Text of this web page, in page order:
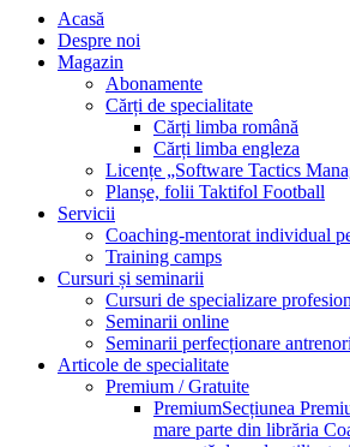
Acasă
Despre noi
Magazin
Abonamente
Cărți de specialitate
Cărți limba română
Cărți limba engleza
Licențe „Software Tactics
Planșe, folii Taktifol Football
Servicii
Coaching-mentorat individual
Training camps
Cursuri și seminarii
Cursuri de specializare
Seminarii online
Seminarii perfecționare antrenori
Articole de specialitate
Premium / Gratuite
PremiumSecțiunea
mare parte din librăria